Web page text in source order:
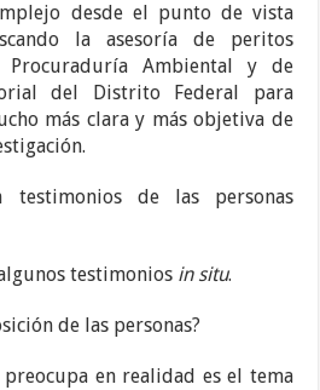
desde el punto de vista
la asesoría de peritos
Procuraduría Ambiental y de
del Distrito Federal para
más clara y más objetiva de
testimonios de las personas
testimonios in situ.
de las personas?
en realidad es el tema